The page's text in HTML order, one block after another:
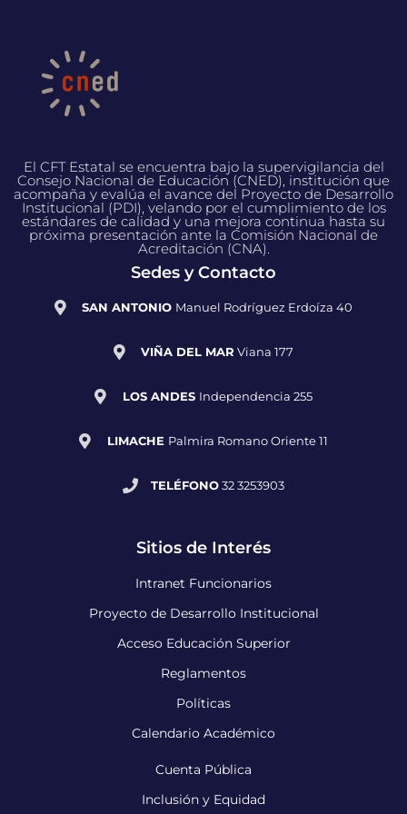
El CFT Estatal se encuentra bajo la supervigilancia del
Consejo Nacional de Educación (CNED), institución que
acompaña y evalúa el avance del Proyecto de Desarrollo
Institucional (PDI), velando por el cumplimiento de los
estándares de calidad y una mejora continua hasta su
próxima presentación ante la Comisión Nacional de
Acreditación (CNA).
Sedes y Contacto
SAN ANTONIO Manuel Rodríguez Erdoíza 40
VIÑA DEL MAR Viana 177
LOS ANDES Independencia 255
LIMACHE Palmira Romano Oriente 11
TELÉFONO32 3253903
Sitios de Interés
Intranet Funcionarios
Proyecto de Desarrollo Institucional
Acceso Educación Superior
Reglamentos
Políticas
Calendario Académico
Cuenta Pública
Inclusión y Equidad